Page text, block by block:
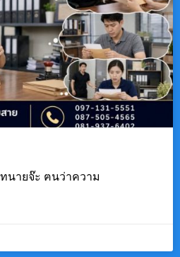
นายจ๊ะ ฅนว่าความ